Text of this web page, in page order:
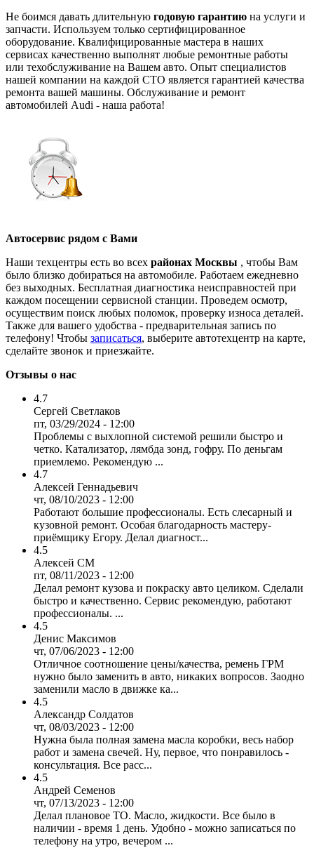
Не боимся давать длительную годовую гарантию на услуги и
запчасти. Используем только сертифицированное
оборудование. Квалифицированные мастера в наших
сервисах качественно выполнят любые ремонтные работы
или техобслуживание на Вашем авто. Опыт специалистов
нашей компании на каждой СТО является гарантией качества
ремонта вашей машины. Обслуживание и ремонт
автомобилей Audi - наша работа!
Автосервис рядом с Вами
Наши техцентры есть во всех районах Москвы , чтобы Вам
было близко добираться на автомобиле. Работаем ежедневно
без выходных. Бесплатная диагностика неисправностей при
каждом посещении сервисной станции. Проведем осмотр,
осуществим поиск любых поломок, проверку износа деталей.
Также для вашего удобства - предварительная запись по
телефону! Чтобы записаться, выберите автотехцентр на карте,
сделайте звонок и приезжайте.
Отзывы о нас
4.7
Сергей Светлаков
пт, 03/29/2024 - 12:00
Проблемы с выхлопной системой решили быстро и
четко. Катализатор, лямбда зонд, гофру. По деньгам
приемлемо. Рекомендую ...
4.7
Алексей Геннадьевич
чт, 08/10/2023 - 12:00
Работают большие профессионалы. Есть слесарный и
кузовной ремонт. Особая благодарность мастеру-
приёмщику Егору. Делал диагност...
4.5
Алексей СМ
пт, 08/11/2023 - 12:00
Делал ремонт кузова и покраску авто целиком. Сделали
быстро и качественно. Сервис рекомендую, работают
профессионалы. ...
4.5
Денис Максимов
чт, 07/06/2023 - 12:00
Отличное соотношение цены/качества, ремень ГРМ
нужно было заменить в авто, никаких вопросов. Заодно
заменили масло в движке ка...
4.5
Александр Солдатов
чт, 08/03/2023 - 12:00
Нужна была полная замена масла коробки, весь набор
работ и замена свечей. Ну, первое, что понравилось -
консультация. Все расс...
4.5
Андрей Семенов
чт, 07/13/2023 - 12:00
Делал плановое ТО. Масло, жидкости. Все было в
наличии - время 1 день. Удобно - можно записаться по
телефону на утро, вечером ...